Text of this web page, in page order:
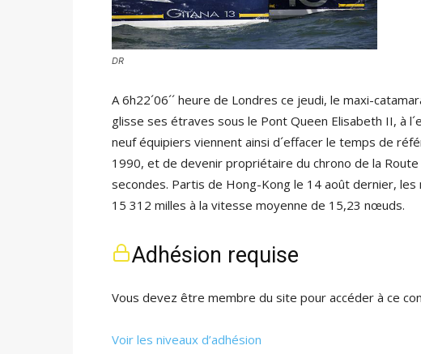
DR
A 6h22´06´´ heure de Londres ce jeudi, le maxi-
glisse ses étraves sous le Pont Queen Elisabeth II, à
neuf équipiers viennent ainsi d´effacer le temps de
1990, et de devenir propriétaire du chrono de la
secondes. Partis de Hong-Kong le 14 août dernier,
15 312 milles à la vitesse moyenne de 15,23 nœuds.
Adhésion requise
Vous devez être membre du site pour accéder à ce
Voir les niveaux d’adhésion